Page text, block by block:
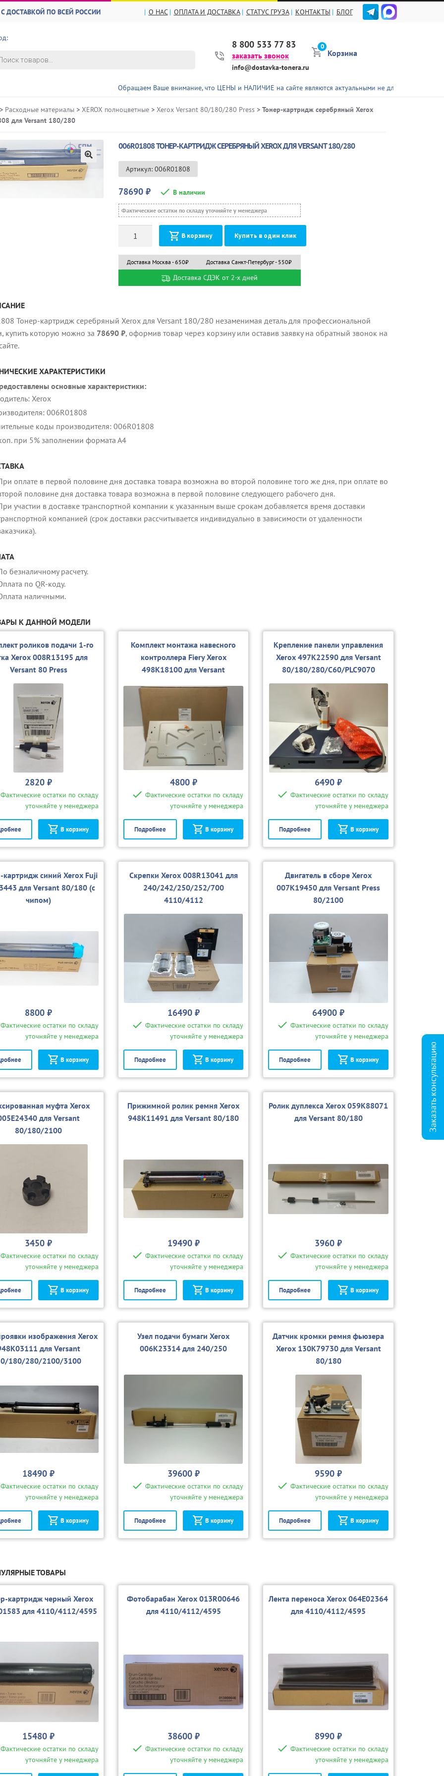
Заказать консультацию
ДОСТАВКОЙ ПО ВСЕЙ РОССИИ О НАС ОПЛАТА И ДОСТАВКА СТАТУС ГРУЗА КОНТАКТЫ БЛОГ
8 800 533 77 83
заказать звонок
info@dostavka-tonera.ru
0
Корзина
Обращаем Ваше внимание, что ЦЕНЫ и НАЛИЧИЕ на сайте являются актуальными не для всех представленных
Расходные материалы > XEROX полноцветные> Xerox Versant 80/180/280 Press> Тонер-картридж серебряный Xerox
для Versant 180/280
🔍
006R01808 ТОНЕР-КАРТРИДЖ СЕРЕБРЯНЫЙ XEROX ДЛЯ VERSANT 180/280
Артикул: 006R01808
78690₽ В наличии
Фактические остатки по складу уточняйте у менеджера
В корзину Купить в один клик
Доставка Москва - 650₽ Доставка Санкт-Петербург - 550₽
Доставка СДЭК от 2-х дней
Тонер-картридж серебряный Xerox для Versant 180/280 незаменимая деталь для профессиональной
купить которую можно за 78690 ₽, оформив товар через корзину или оставив заявку на обратный звонок на
ХАРАКТЕРИСТИКИ
основные характеристики:
Xerox
006R01808
коды производителя: 006R01808
при 5% заполнении формата А4
оплате в первой половине дня доставка товара возможна во второй половине того же дня, при оплате во
половине дня доставка товара возможна в первой половине следующего рабочего дня.
участии в доставке транспортной компании к указанным выше срокам добавляется время доставки
компанией (срок доставки рассчитывается индивидуально в зависимости от удаленности
безналичному расчету.
по QR-коду.
наличными.
К ДАННОЙ МОДЕЛИ
роликов подачи 1-го
Xerox 008R13195 для
Versant 80 Press
2820 ₽
остатки по складу
уточняйте у менеджера
В корзину
Комплект монтажа навесного
контроллера Fiery Xerox
498K18100 для Versant
4800 ₽
Фактические остатки по складу
уточняйте у менеджера
Подробнее В корзину
Крепление панели управления
Xerox 497K22590 для Versant
80/180/280/C60/PLC9070
6490 ₽
Фактические остатки по складу
уточняйте у менеджера
Подробнее В корзину
картридж синий Xerox Fuji
для Versant 80/180 (с
чипом)
8800 ₽
остатки по складу
уточняйте у менеджера
В корзину
Скрепки Xerox 008R13041 для
240/242/250/252/700
4110/4112
16490 ₽
Фактические остатки по складу
уточняйте у менеджера
Подробнее В корзину
Двигатель в сборе Xerox
007K19450 для Versant Press
80/2100
64900 ₽
Фактические остатки по складу
уточняйте у менеджера
Подробнее В корзину
муфта Xerox
для Versant
80/180/2100
3450 ₽
остатки по складу
уточняйте у менеджера
В корзину
Прижимной ролик ремня Xerox
948K11491 для Versant 80/180
19490 ₽
Фактические остатки по складу
уточняйте у менеджера
Подробнее В корзину
Ролик дуплекса Xerox 059K88071
для Versant 80/180
3960 ₽
Фактические остатки по складу
уточняйте у менеджера
Подробнее В корзину
изображения Xerox
для Versant
180/280/2100/3100
18490 ₽
остатки по складу
уточняйте у менеджера
В корзину
Узел подачи бумаги Xerox
006K23314 для 240/250
39600 ₽
Фактические остатки по складу
уточняйте у менеджера
Подробнее В корзину
Датчик кромки ремня фьюзера
Xerox 130K79730 для Versant
80/180
9590 ₽
Фактические остатки по складу
уточняйте у менеджера
Подробнее В корзину
ТОВАРЫ
картридж черный Xerox
для 4110/4112/4595
15480 ₽
остатки по складу
уточняйте у менеджера
Фотобарабан Xerox 013R00646
для 4110/4112/4595
38600 ₽
Фактические остатки по складу
уточняйте у менеджера
Лента переноса Xerox 064E02364
для 4110/4112/4595
8990 ₽
Фактические остатки по складу
уточняйте у менеджера